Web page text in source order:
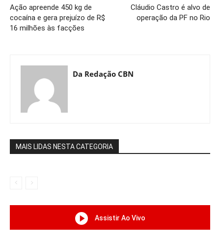
Ação apreende 450 kg de
cocaína e gera prejuízo de R$
16 milhões às facções
Cláudio Castro é alvo de
operação da PF no Rio
Da Redação CBN
MAIS LIDAS NESTA CATEGORIA
Assistir Ao Vivo